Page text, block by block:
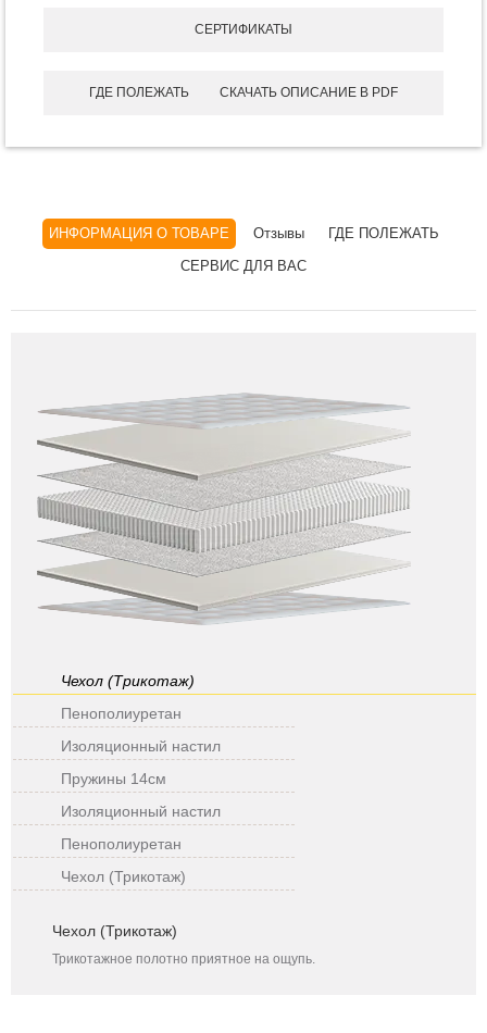
СЕРТИФИКАТЫ
ГДЕ ПОЛЕЖАТЬ СКАЧАТЬ ОПИСАНИЕ В PDF
ИНФОРМАЦИЯ О ТОВАРЕ Отзывы
ГДЕ ПОЛЕЖАТЬ
СЕРВИС ДЛЯ ВАС
Чехол (Трикотаж)
Пенополиуретан
Изоляционный настил
Пружины 14см
Изоляционный настил
Пенополиуретан
Чехол (Трикотаж)
Чехол (Трикотаж)
Трикотажное полотно приятное на ощупь.